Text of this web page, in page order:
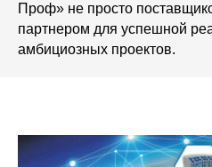
Проф» не просто
партнером для успешной
амбициозных проектов.